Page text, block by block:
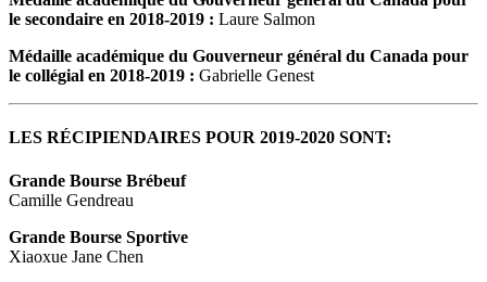
le secondaire en 2018-2019 : Laure Salmon
Médaille académique du Gouverneur général du Canada pour
le collégial en 2018-2019 : Gabrielle Genest
LES RÉCIPIENDAIRES POUR 2019-2020 SONT:
Grande Bourse Brébeuf
Camille Gendreau
Grande Bourse Sportive
Xiaoxue Jane Chen